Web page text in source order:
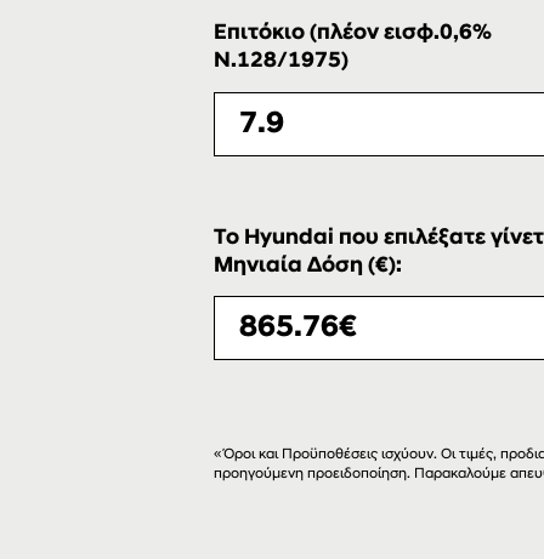
Επιτόκιο (πλέον εισφ.0,6%
Ν.128/1975)
Το Hyundai που επιλέξατε
Μηνιαία Δόση (€):
«Όροι και Προϋποθέσεις ισχύουν. Οι τιμές,
προηγούμενη προειδοποίηση. Παρακαλούμε